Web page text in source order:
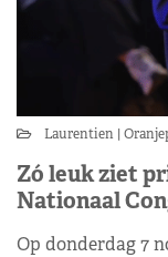
Laurentien
Zó leuk ziet
Nationaal
Op donderdag 7